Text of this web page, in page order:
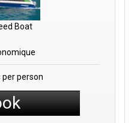
Boat
per person